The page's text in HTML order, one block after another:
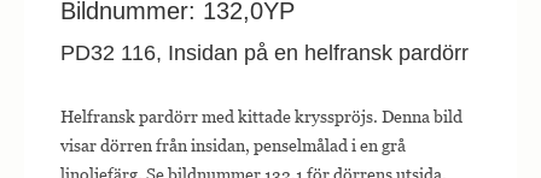
Bildnummer: 132,0YP
PD32 116, Insidan på en helfransk pardörr
Helfransk pardörr med kittade krysspröjs. Denna bild
visar dörren från insidan, penselmålad i en grå